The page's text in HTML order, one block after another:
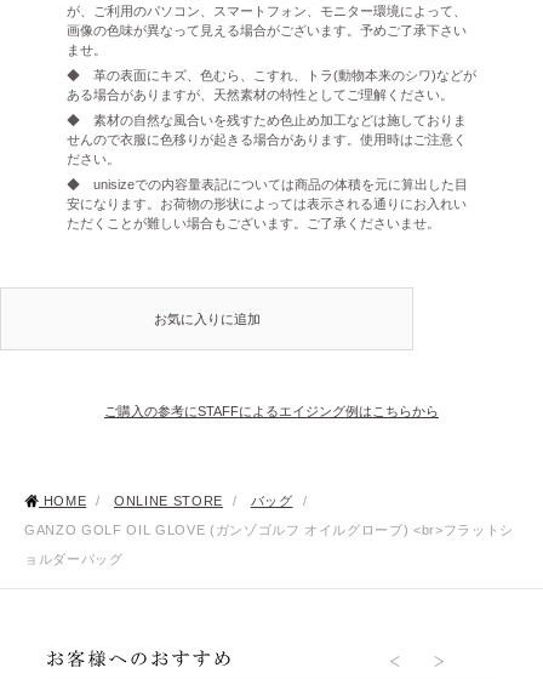
が、ご利用のパソコン、スマートフォン、モニター環境によって、
画像の色味が異なって見える場合がございます。予めご了承下さい
ませ。
◆ 革の表面にキズ、色むら、こすれ、トラ(動物本来のシワ)などが
ある場合がありますが、天然素材の特性としてご理解ください。
◆ 素材の自然な風合いを残すため色止め加工などは施しておりま
せんので衣服に色移りが起きる場合があります。使用時はご注意く
ださい。
◆ unisizeでの内容量表記については商品の体積を元に算出した目
安になります。お荷物の形状によっては表示される通りにお入れい
ただくことが難しい場合もございます。ご了承くださいませ。
お気に入りに追加
ご購入の参考にSTAFFによるエイジング例はこちらから
HOME / ONLINE STORE / バッグ
/
GANZO GOLF OIL GLOVE (ガンゾゴルフ オイルグローブ) <br>フラットシ
ョルダーバッグ